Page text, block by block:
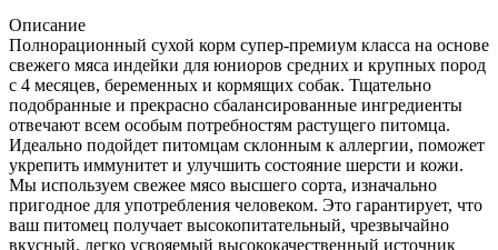
Описание
Полнорационный сухой корм супер-премиум класса на основе
свежего мяса индейки для юниоров средних и крупных пород
с 4 месяцев, беременных и кормящих собак. Тщательно
подобранные и прекрасно сбалансированные ингредиенты
отвечают всем особым потребностям растущего питомца.
Идеально подойдет питомцам склонным к аллергии, поможет
укрепить иммунитет и улучшить состояние шерсти и кожи.
Мы используем свежее мясо высшего сорта, изначально
пригодное для употребления человеком. Это гарантирует, что
ваш питомец получает высокопитательный, чрезвычайно
вкусный, легко усвояемый высококачественный источник